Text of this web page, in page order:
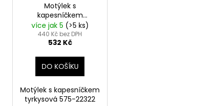
Motýlek s
kapesníčkem
tyrkysová 575-22322
více jak 5 (>5 ks)
440 Kč bez DPH
532 Kč
DO KOŠÍKU
Motýlek s kapesníčkem
tyrkysová 575-22322